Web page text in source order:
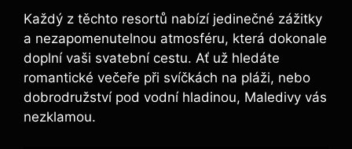
Každý z těchto resortů nabízí jedinečné zážitky
a nezapomenutelnou atmosféru, která dokonale
doplní vaši svatební cestu. Ať už hledáte
romantické večeře při svíčkách na pláži, nebo
dobrodružství pod vodní hladinou, Maledivy vás
nezklamou.